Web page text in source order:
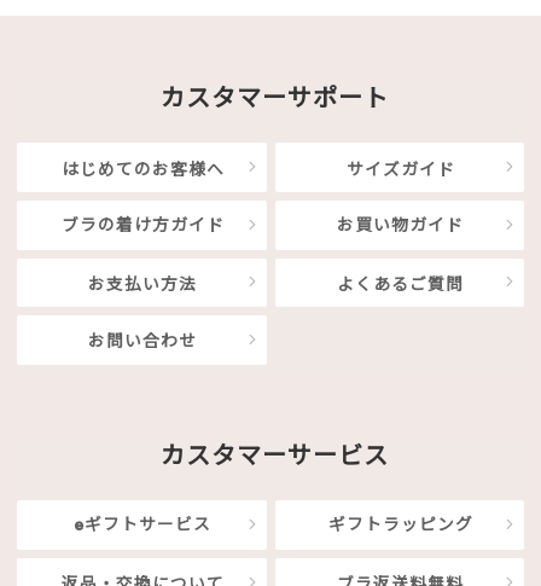
カスタマーサポート
はじめてのお客様へ サイズガイド
ブラの着け方ガイド お買い物ガイド
お支払い方法 よくあるご質問
お問い合わせ
カスタマーサービス
eギフトサービス ギフトラッピング